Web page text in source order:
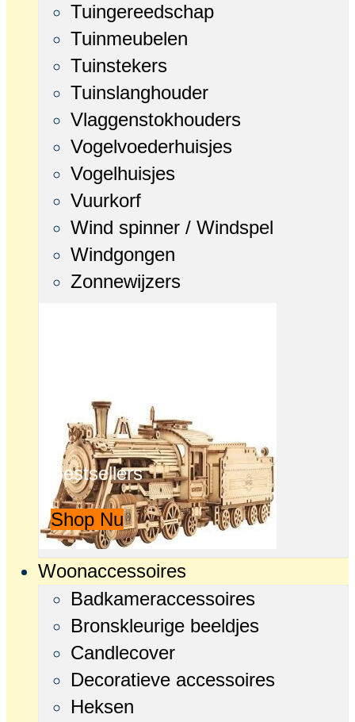
Tuingereedschap
Tuinmeubelen
Tuinstekers
Tuinslanghouder
Vlaggenstokhouders
Vogelvoederhuisjes
Vogelhuisjes
Vuurkorf
Wind spinner / Windspel
Windgongen
Zonnewijzers
Bestsellers
Shop Nu
Woonaccessoires
Badkameraccessoires
Bronskleurige beeldjes
Candlecover
Decoratieve accessoires
Heksen